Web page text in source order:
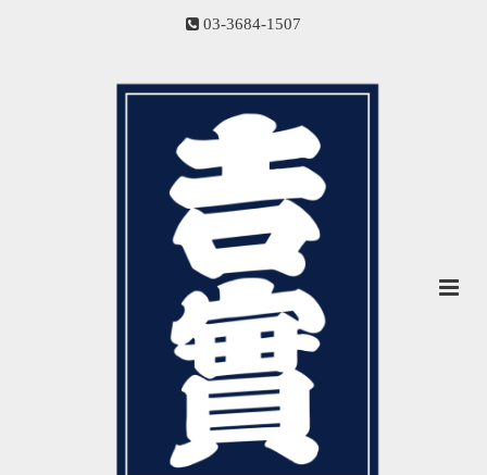
03-3684-1507